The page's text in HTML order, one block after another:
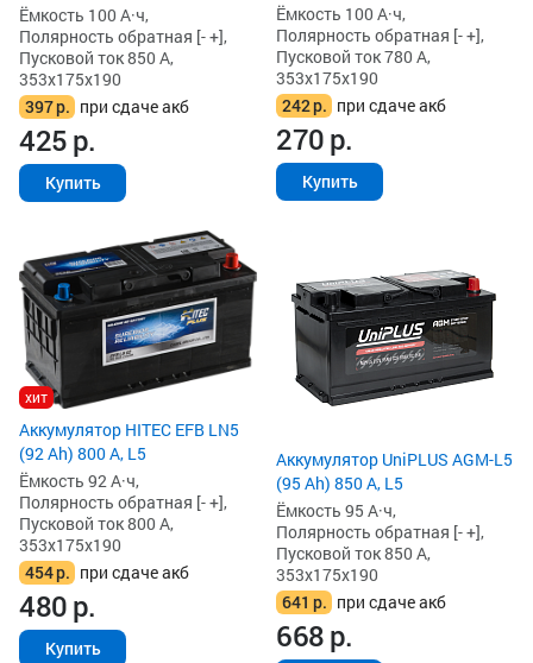
Ёмкость 100 А·ч,
Полярность обратная [- +],
Пусковой ток 850 А,
353x175x190
397р. при сдаче акб
425р.
Купить
Ёмкость 100 А·ч,
Полярность обратная [- +],
Пусковой ток 780 А,
353x175x190
242р. при сдаче акб
270р.
Купить
хит
Аккумулятор HITEC EFB LN5
(92 Ah) 800 А, L5
Ёмкость 92 А·ч,
Полярность обратная [- +],
Пусковой ток 800 А,
353x175x190
454р. при сдаче акб
480р.
Купить
Аккумулятор UniPLUS AGM-L5
(95 Ah) 850 А, L5
Ёмкость 95 А·ч,
Полярность обратная [- +],
Пусковой ток 850 А,
353x175x190
641 р. при сдаче акб
668р.